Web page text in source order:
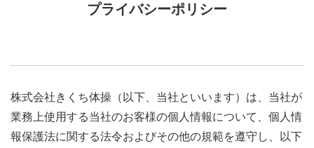
プライバシーポリシー
株式会社きくち体操（以下、当社といいます）は、当社が
業務上使用する当社のお客様の個人情報について、個人情
報保護法に関する法令およびその他の規範を遵守し、以下